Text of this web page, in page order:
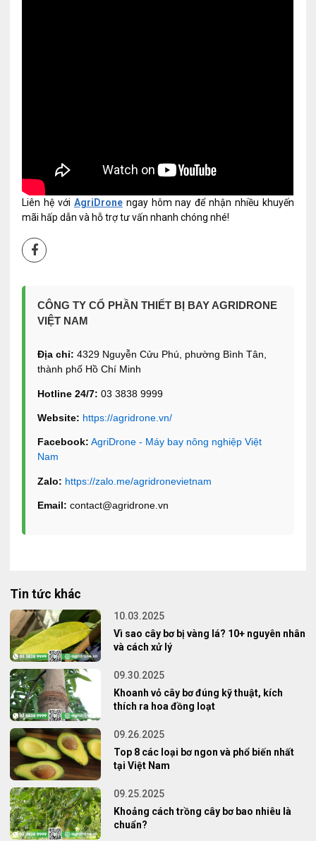
Liên hệ với AgriDronengay hôm nay để nhận nhiều khuyến
mãi hấp dẫn và hỗ trợ tư vấn nhanh chóng nhé!
CÔNG TY CỔ PHẦN THIẾT BỊ BAY AGRIDRONE
VIỆT NAM
Địa chỉ: 4329 Nguyễn Cửu Phú, phường Bình Tân,
thành phố Hồ Chí Minh
Hotline 24/7: 03 3838 9999
Website: https://agridrone.vn/
Facebook: AgriDrone - Máy bay nông nghiệp Việt
Nam
Zalo: https://zalo.me/agridronevietnam
Email: contact@agridrone.vn
Tin tức khác
10.03.2025
Vì sao cây bơ bị vàng lá? 10+ nguyên nhân
và cách xử lý
09.30.2025
Khoanh vỏ cây bơ đúng kỹ thuật, kích
thích ra hoa đồng loạt
09.26.2025
Top 8 các loại bơ ngon và phổ biến nhất
tại Việt Nam
09.25.2025
Khoảng cách trồng cây bơ bao nhiêu là
chuẩn?